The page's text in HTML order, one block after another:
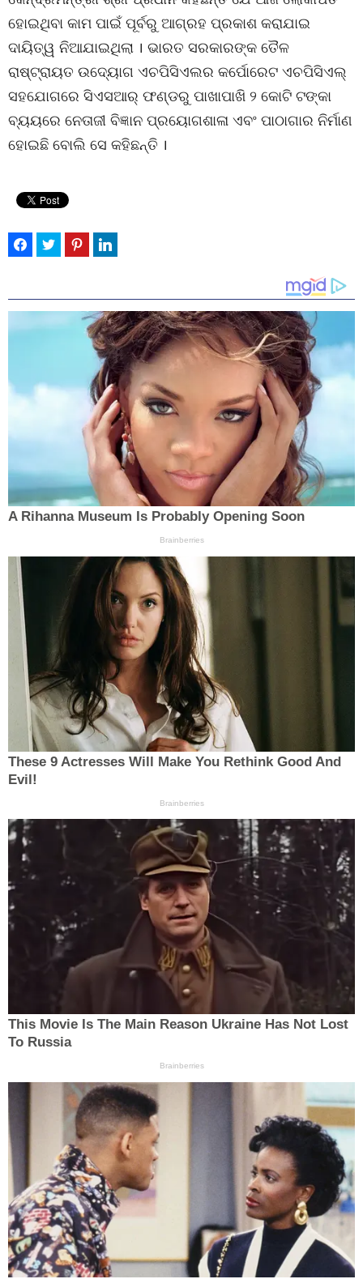
ହୋଇଥିବା କାମ ପାଇଁ ପୂର୍ବରୁ ଆଗ୍ରହ ପ୍ରକାଶ କରାଯାଇ
ଦାୟିତ୍ୱ ନିଆଯାଇଥିଲା । ଭାରତ ସରକାରଙ୍କ ତୈଳ
ରାଷ୍ଟ୍ରାୟତ ଉଦ୍ୟୋଗ ଏଚପିସିଏଲର କର୍ପୋରେଟ ଏଚପିସିଏଲ୍
ସହଯୋଗରେ ସିଏସଆର୍ ଫଣ୍ଡରୁ ପାଖାପାଖି ୨ କୋଟି ଟଙ୍କା
ବ୍ୟୟରେ ନେତାଜୀ ବିଜ୍ଞାନ ପ୍ରୟୋଗଶାଳା ଏବଂ ପାଠାଗାର ନିର୍ମାଣ
ହୋଇଛି ବୋଲି ସେ କହିଛନ୍ତି ।